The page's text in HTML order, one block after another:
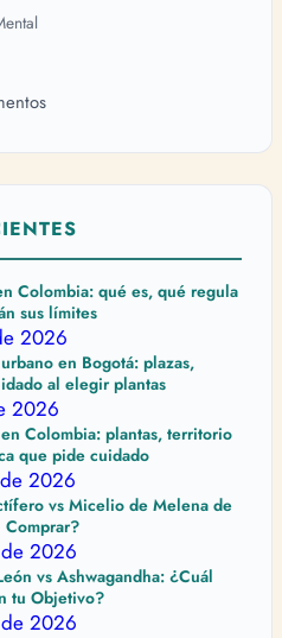
Colombia: qué es, qué regula
sus límites
2026
en Bogotá: plazas,
al elegir plantas
2026
Colombia: plantas, territorio
que pide cuidado
2026
vs Micelio de Melena de
2026
vs Ashwagandha: ¿Cuál
tu Objetivo?
2026